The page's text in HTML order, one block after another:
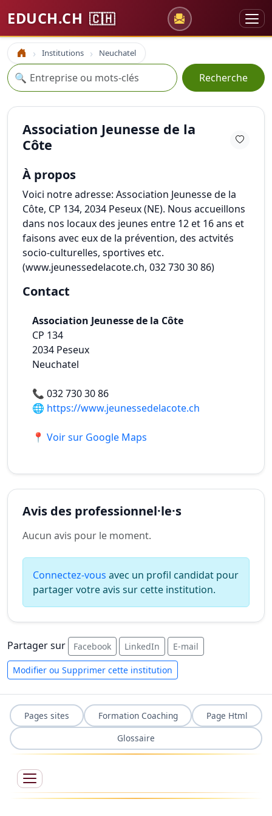
EDUCH.CH 🇨🇭
Accueil Institutions Neuchatel
Recherche
🔍 Recherche
Association Jeunesse de la
Côte
À propos
Voici notre adresse: Association Jeunesse de la
Côte, CP 134, 2034 Peseux (NE). Nous accueillons
dans nos locaux des jeunes entre 12 et 16 ans et
faisons avec eux de la prévention, des actvités
socio-culturelles, sportives etc.
(www.jeunessedelacote.ch, 032 730 30 86)
Contact
Association Jeunesse de la Côte
CP 134
2034 Peseux
Neuchatel
📞 032 730 30 86
🌐 https://www.jeunessedelacote.ch
📍 Voir sur Google Maps
Avis des professionnel·le·s
Aucun avis pour le moment.
Connectez-vous avec un profil candidat pour
partager votre avis sur cette institution.
Partager sur Facebook LinkedIn E-mail
Modifier ou Supprimer cette institution
Pages sites Formation Coaching
Page Html
Glossaire